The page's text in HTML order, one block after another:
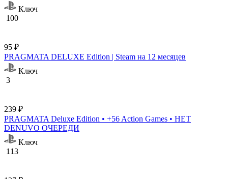
Ключ
100
95 ₽
PRAGMATA DELUXE Edition | Steam на 12 месяцев
Ключ
3
239 ₽
PRAGMATA Deluxe Edition • +56 Action Games • НЕТ
DENUVO ОЧЕРЕДИ
Ключ
113